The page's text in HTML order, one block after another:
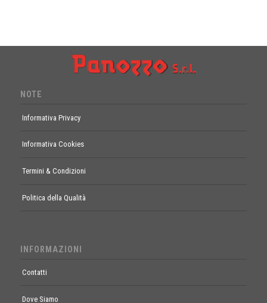
NOTE
Informativa Privacy
Informativa Cookies
Termini & Condizioni
Politica della Qualità
INFORMAZIONI
Contatti
Dove Siamo